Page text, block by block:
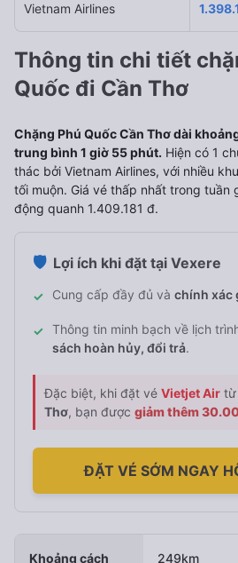
Vietnam Airlines
Thông tin chi tiết
Quốc đi Cần Thơ
Chặng Phú Quốc Cần Thơ dài
trung bình 1 giờ 55 phút. Hiện có 1
thác bởi Vietnam Airlines, với nhiều
tối muộn. Giá vé thấp nhất trong tuần
động quanh 1.409.181 đ.
🛡️ Lợi ích khi đặt tại Vexere
✓ Cung cấp đầy đủ và chính xác
✓ Thông tin minh bạch về lịch
sách hoàn hủy, đổi trả.
Đặc biệt, khi đặt vé Vietjet Air từ
Thơ, bạn được giảm thêm
ĐẶT VÉ SỚM NGAY
Khoảng cách 249km